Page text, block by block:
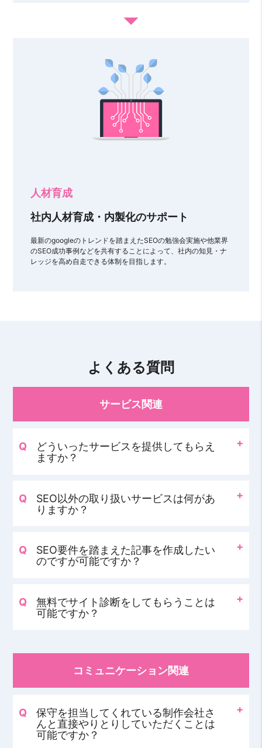
arrow_drop_down
人材育成
社内人材育成・内製化のサポート
最新のgoogleのトレンドを踏まえたSEOの勉強会実施や他業界
のSEO成功事例などを共有することによって、社内の知見・ナ
レッジを高め自走できる体制を目指します。
よくある質問
サービス関連
どういったサービスを提供してもらえ
ますか？
SEO以外の取り扱いサービスは何があ
りますか？
SEO要件を踏まえた記事を作成したい
のですが可能ですか？
無料でサイト診断をしてもらうことは
可能ですか？
コミュニケーション関連
保守を担当してくれている制作会社さ
んと直接やりとりしていただくことは
可能ですか？